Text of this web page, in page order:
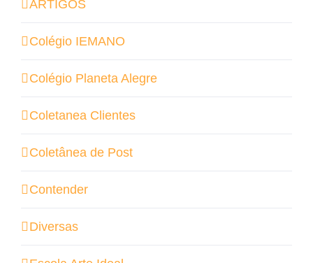
ARTIGOS
Colégio IEMANO
Colégio Planeta Alegre
Coletanea Clientes
Coletânea de Post
Contender
Diversas